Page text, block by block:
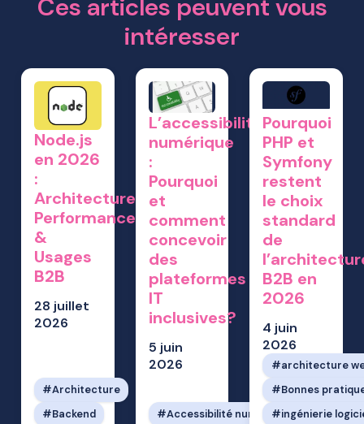
Ces articles peuvent vous
intéresser
Node.js
en 2026
:
Architecture,
Performances
&
Usages
B2B
28 juillet
2026
Architecture
Backend
L’accessibilité
numérique
:
Pourquoi
et
comment
concevoir
des
plateformes
IT
inclusives?
5 juin
2026
Accessibilité numérique
Pourquoi
PHP et
Symfony
restent
le choix
standard
de
B2B en
2026
4 juin
2026
architecture
Bonnes
ingénierie